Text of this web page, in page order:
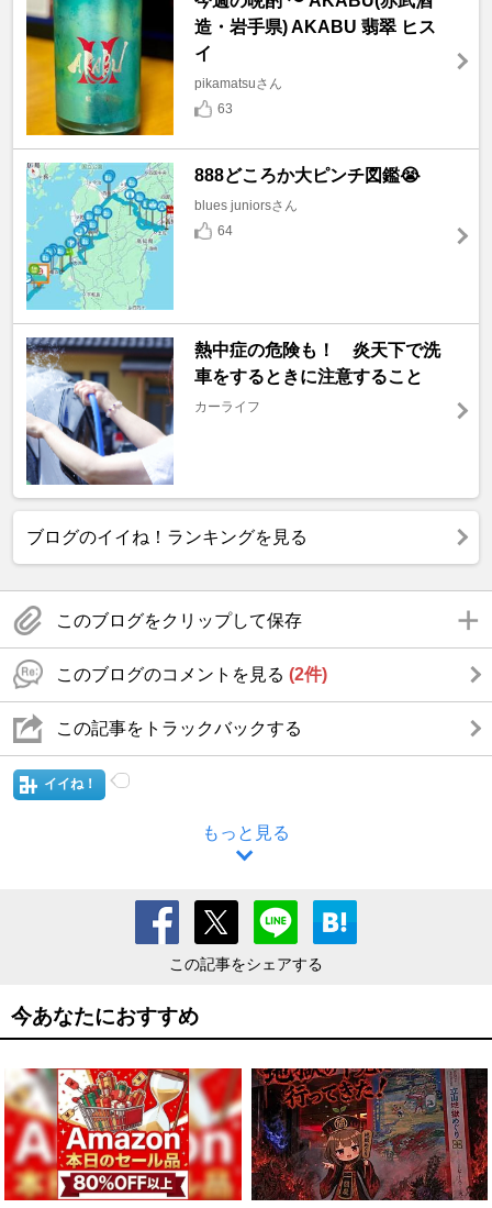
造・岩手県) AKABU 翡翠 ヒス
イ
pikamatsuさん
63
888どころか大ピンチ図鑑😭
blues juniorsさん
64
熱中症の危険も！ 炎天下で洗
車をするときに注意すること
カーライフ
ブログのイイね！ランキングを見る
このブログをクリップして保存
このブログのコメントを見る (2件)
この記事をトラックバックする
イイね！
もっと見る
この記事をシェアする
今あなたにおすすめ